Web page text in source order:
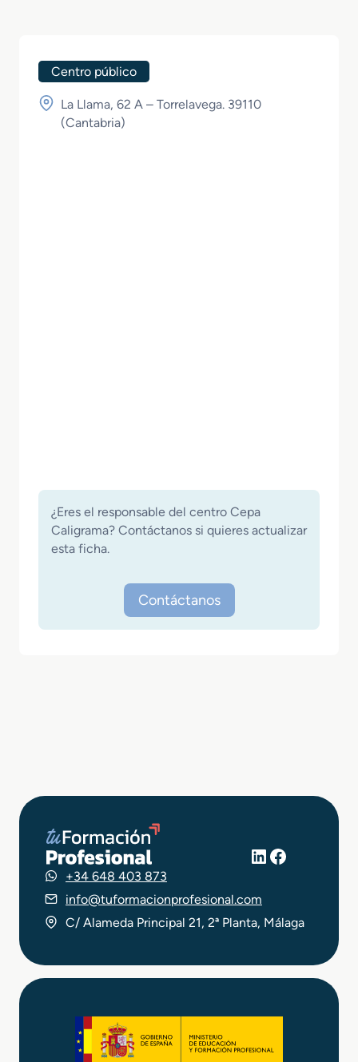
Centro público
La Llama, 62 A – Torrelavega. 39110
(Cantabria)
¿Eres el responsable del centro Cepa
Caligrama? Contáctanos si quieres actualizar
esta ficha.
Contáctanos
LinkedIn
Facebook
+34 648 403 873
info@tuformacionprofesional.com
C/ Alameda Principal 21, 2ª Planta, Málaga